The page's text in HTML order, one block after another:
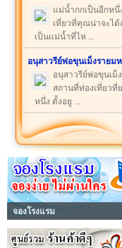
แม่น้ำกกเป็นอีกหนึ่
เที่ยวที่คุณน่าจะได้
เป็นแม่น้ำที่ไห ...
อนุสาวรีย์พ่อขุนเม็งรายม
อนุสาวรีย์พ่อขุนเม็
สถานที่ท่องเที่ยวที่
หนึ่ง ตั้งอยู ...
จองโรงแรม